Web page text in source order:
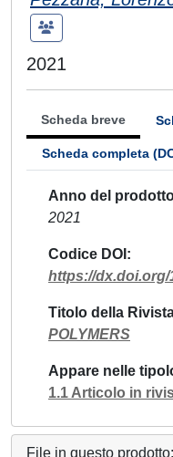
2021
Scheda breve
Scheda completa
Anno del
2021
Codice DOI
https://dx.doi.org/
Titolo della
POLYMERS
Appare nelle
1.1 Articolo in
File in questo prodotto: